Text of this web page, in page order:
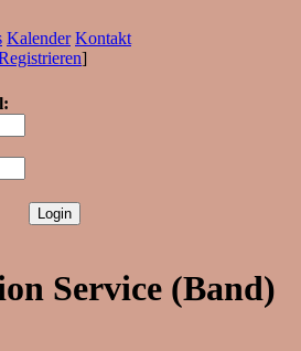
Kalender Kontakt
]
Service (Band)